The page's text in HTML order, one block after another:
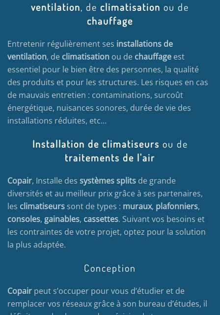
ventilation, de climatisation ou de
chauffage
Entretenir régulièrement ses installations de
ventilation, de climatisation ou de chauffage est
essentiel pour le bien être des personnes, la qualité
des produits et pour les structures. Les risques en cas
de mauvais entretien : contaminations, surcoût
énergétique, nuisances sonores, durée de vie des
installations réduites, etc…
Installation de climatiseurs ou de
traitements de l'air
Copair, Installe des systèmes splits de grande
diversités et au meilleur prix grâce à ses partenaires,
les climatiseurs sont de types : muraux, plafonniers,
consoles, gainables, cassettes. Suivant vos besoins et
les contraintes de votre projet, optez pour la solution
la plus adaptée.
Conception
Copair peut s’occuper pour vous d’étudier et de
remplacer vos réseaux grâce à son bureau d’études, il